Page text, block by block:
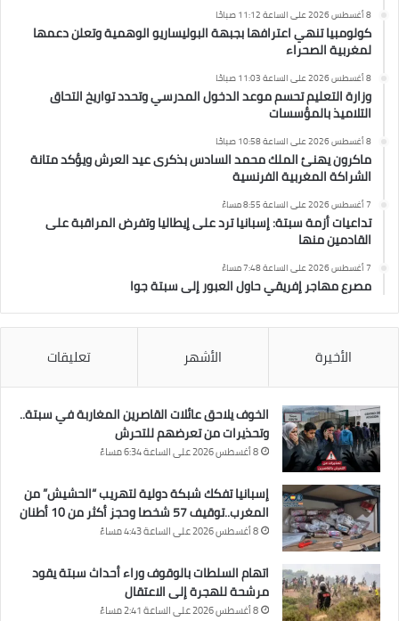
8 أغسطس 2026 على الساعة 11:12 صباحًا
كولومبيا تنهي اعترافها بجبهة البوليساريو الوهمية وتعلن دعمها
لمغربية الصحراء
8 أغسطس 2026 على الساعة 11:03 صباحًا
وزارة التعليم تحسم موعد الدخول المدرسي وتحدد تواريخ التحاق
التلاميذ بالمؤسسات
8 أغسطس 2026 على الساعة 10:58 صباحًا
ماكرون يهنئ الملك محمد السادس بذكرى عيد العرش ويؤكد متانة
الشراكة المغربية الفرنسية
7 أغسطس 2026 على الساعة 8:55 مساءً
تداعيات أزمة سبتة: إسبانيا ترد على إيطاليا وتفرض المراقبة على
القادمين منها
7 أغسطس 2026 على الساعة 7:48 مساءً
مصرع مهاجر إفريقي حاول العبور إلى سبتة جوا
الأخيرة الأشهر تعليقات
الخوف يلاحق عائلات القاصرين المغاربة في سبتة..
وتحذيرات من تعرضهم للتحرش
8 أغسطس 2026 على الساعة 6:34 مساءً
إسبانيا تفكك شبكة دولية لتهريب “الحشيش” من
المغرب..توقيف 57 شخصا وحجز أكثر من 10 أطنان
8 أغسطس 2026 على الساعة 4:43 مساءً
اتهام السلطات بالوقوف وراء أحداث سبتة يقود
مرشحة للهجرة إلى الاعتقال
8 أغسطس 2026 على الساعة 2:41 مساءً